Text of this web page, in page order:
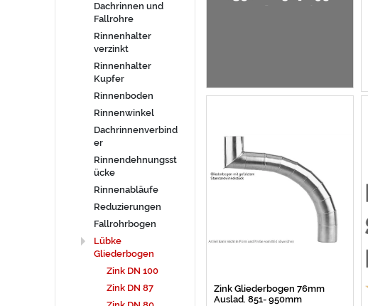
Dachrinnen und
Fallrohre
Rinnenhalter
verzinkt
Rinnenhalter
Kupfer
Rinnenboden
Rinnenwinkel
Dachrinnenverbind
er
Rinnendehnungsst
ücke
Rinnenabläufe
Reduzierungen
Fallrohrbogen
Lübke
Gliederbogen
Zink DN 100
Zink DN 87
Zink Gliederbogen 76mm
Auslad. 851- 950mm